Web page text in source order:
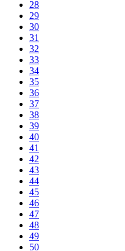
28
29
30
31
32
33
34
35
36
37
38
39
40
41
42
43
44
45
46
47
48
49
50